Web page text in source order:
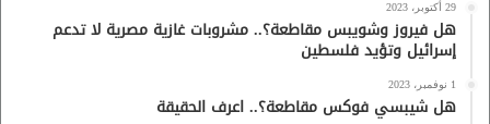
29 أكتوبر، 2023
هل فيروز وشويبس مقاطعة؟.. مشروبات غازية مصرية لا تدعم
إسرائيل وتؤيد فلسطين
1 نوفمبر، 2023
هل شيبسي فوكس مقاطعة؟.. اعرف الحقيقة